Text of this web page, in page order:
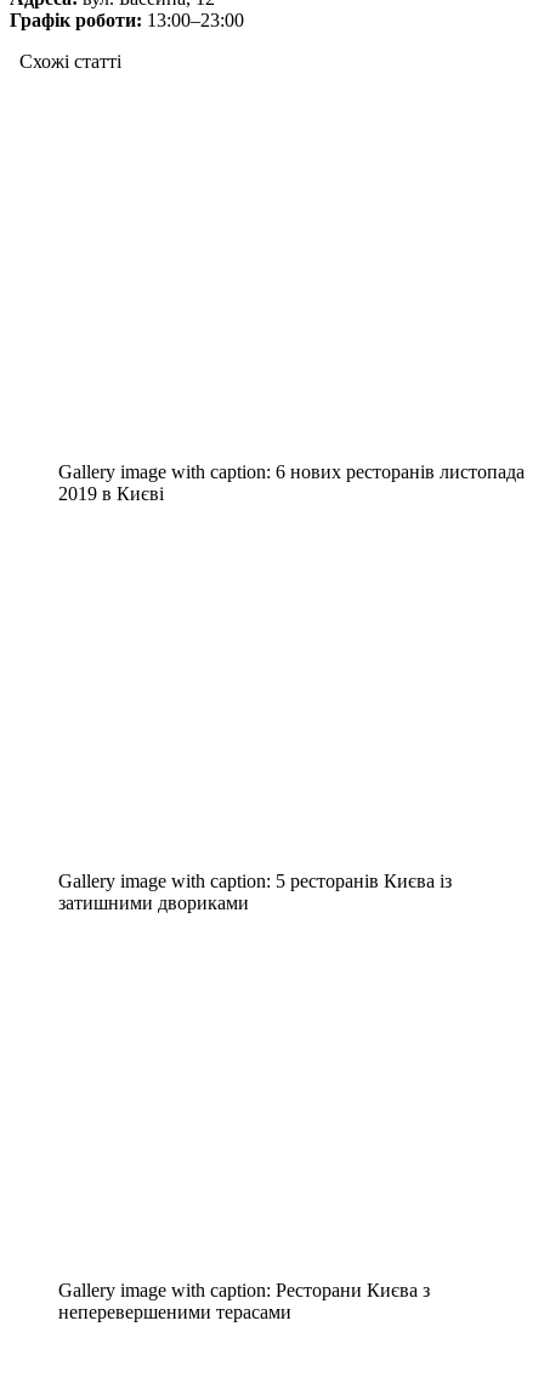
Графік роботи: 13:00–23:00
Схожі статтi
Gallery image with caption: 6 нових ресторанів листопада
2019 в Києві
Gallery image with caption: 5 ресторанів Києва із
затишними двориками
Gallery image with caption: Ресторани Києва з
неперевершеними терасами